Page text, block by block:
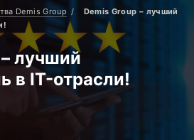
Санкт-Петербург
Тамбов
Тула
Екатеринбург
Ростов-на-Дону
Demis Group
Demis Group – лучший
лучший
в IT-отрасли!